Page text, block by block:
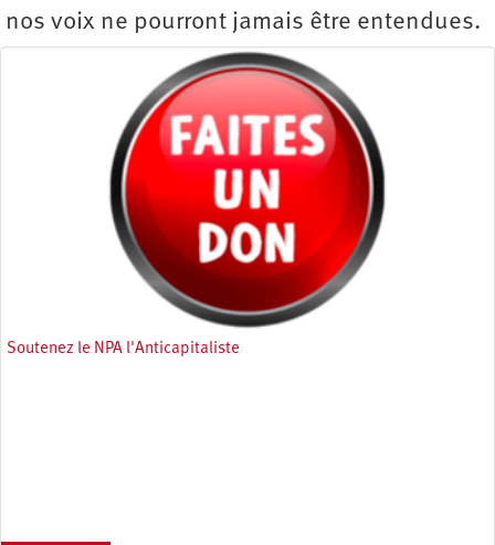
nos voix ne pourront jamais être entendues.
Soutenez le NPA l'Anticapitaliste